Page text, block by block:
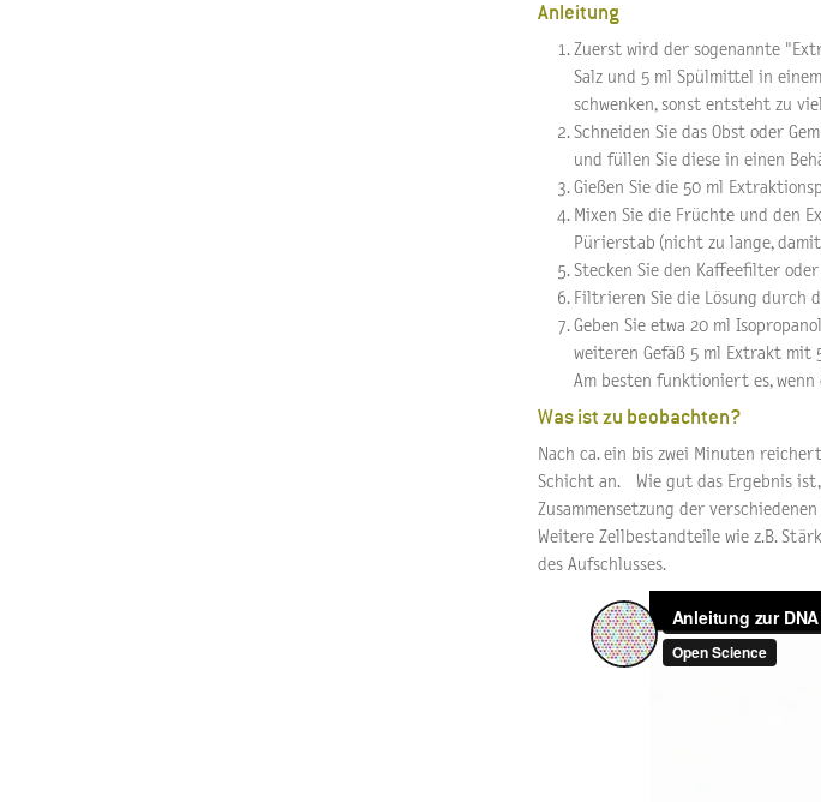
Anleitung
Zuerst wird der sogenannte
Salz und 5 ml Spülmittel in
schwenken, sonst entsteht zu
Schneiden Sie das Obst oder
und füllen Sie diese in einen
Gießen Sie die 50 ml
Mixen Sie die Früchte und den
Pürierstab (nicht zu lange,
Stecken Sie den Kaffeefilter
Filtrieren Sie die Lösung durch
Geben Sie etwa 20 ml
weiteren Gefäß 5 ml Extrakt mit
Am besten funktioniert es,
Was ist zu beobachten?
Nach ca. ein bis zwei Minuten
Schicht an. Wie gut das Ergebnis
Zusammensetzung der
Weitere Zellbestandteile wie z.B.
des Aufschlusses.